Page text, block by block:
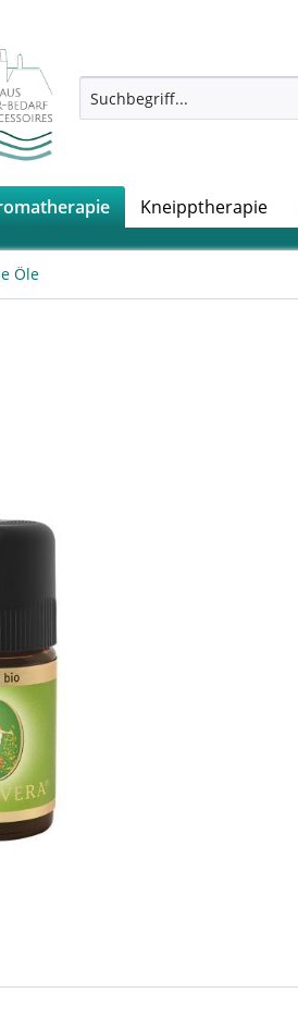
Kneipptherapie
Öle